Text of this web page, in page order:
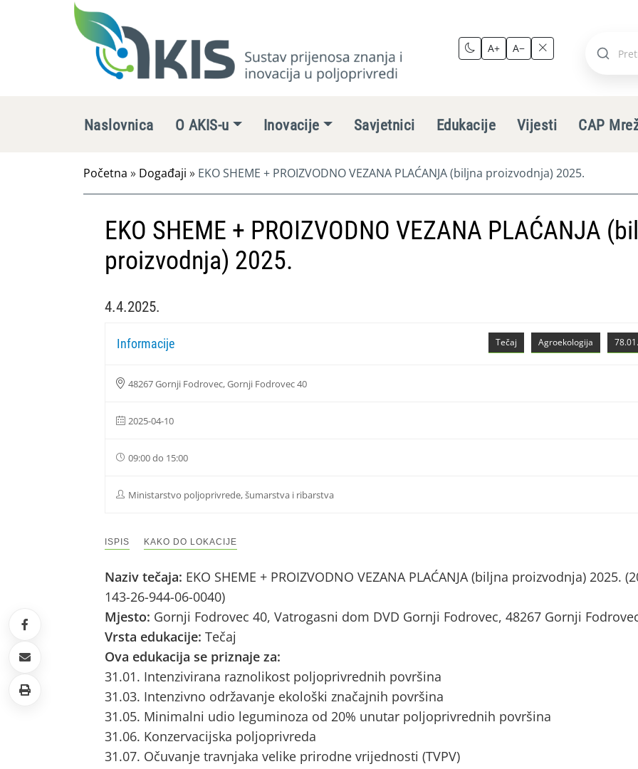
A+ A−
Pretraži
Naslovnica O AKIS-u Inovacije Savjetnici Edukacije Vijesti CAP
Početna » Događaji » EKO SHEME + PROIZVODNO VEZANA PLAĆANJA (biljna proizvodnja) 2025.
EKO SHEME + PROIZVODNO VEZANA PLAĆANJA
proizvodnja) 2025.
4.4.2025.
Agroekologija
Tečaj
Informacije
48267 Gornji Fodrovec, Gornji Fodrovec 40
2025-04-10
09:00 do 15:00
Ministarstvo poljoprivrede, šumarstva i ribarstva
ISPIS KAKO DO LOKACIJE
Naziv tečaja: EKO SHEME + PROIZVODNO VEZANA PLAĆANJA (biljna proizvodnja) 2025.
143-26-944-06-0040)
Mjesto: Gornji Fodrovec 40, Vatrogasni dom DVD Gornji Fodrovec, 48267 Gornji
Vrsta edukacije: Tečaj
Ova edukacija se priznaje za:
31.01. Intenzivirana raznolikost poljoprivrednih površina
31.03. Intenzivno održavanje ekološki značajnih površina
31.05. Minimalni udio leguminoza od 20% unutar poljoprivrednih površina
31.06. Konzervacijska poljoprivreda
31.07. Očuvanje travnjaka velike prirodne vrijednosti (TVPV)